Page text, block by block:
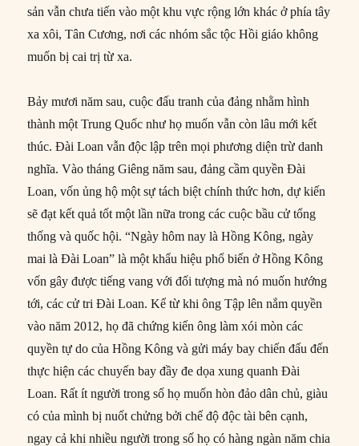
sản vẫn chưa tiến vào một khu vực rộng lớn khác ở phía tây
xa xôi, Tân Cương, nơi các nhóm sắc tộc Hồi giáo không
muốn bị cai trị từ xa.
Bảy mươi năm sau, cuộc đấu tranh của đảng nhằm hình
thành một Trung Quốc như họ muốn vẫn còn lâu mới kết
thúc. Đài Loan vẫn độc lập trên mọi phương diện trừ danh
nghĩa. Vào tháng Giêng năm sau, đảng cầm quyền Đài
Loan, vốn ủng hộ một sự tách biệt chính thức hơn, dự kiến ​​
sẽ đạt kết quả tốt một lần nữa trong các cuộc bầu cử tổng
thống và quốc hội. “Ngày hôm nay là Hồng Kông, ngày
mai là Đài Loan” là một khẩu hiệu phổ biến ở Hồng Kông
vốn gây được tiếng vang với đối tượng mà nó muốn hướng
tới, các cử tri Đài Loan. Kể từ khi ông Tập lên nắm quyền
vào năm 2012, họ đã chứng kiến ông làm xói mòn các
quyền tự do của Hồng Kông và gửi máy bay chiến đấu đến
thực hiện các chuyến bay đầy đe dọa xung quanh Đài
Loan. Rất ít người trong số họ muốn hòn đảo dân chủ, giàu
có của mình bị nuốt chửng bởi chế độ độc tài bên cạnh,
ngay cả khi nhiều người trong số họ có hàng ngàn năm chia